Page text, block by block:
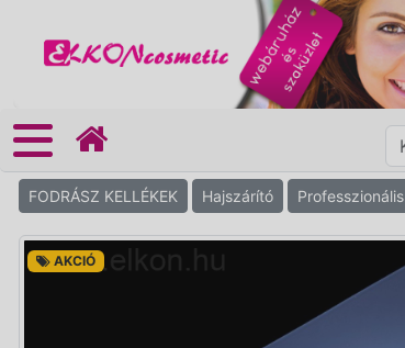
FODRÁSZ KELLÉKEK Hajszárító Professzionális
AKCIÓ